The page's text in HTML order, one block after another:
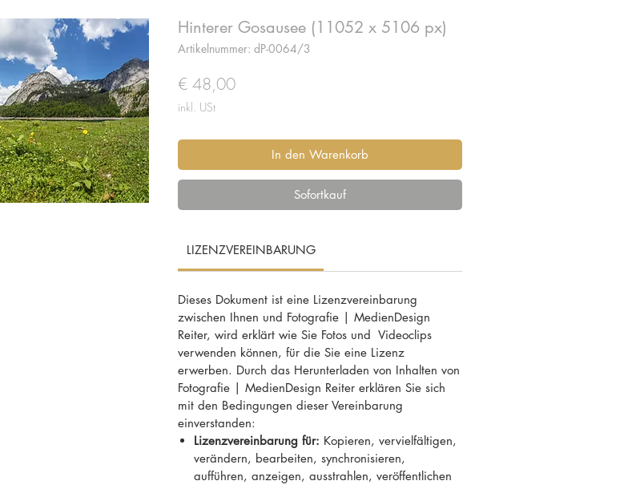
Hinterer Gosausee (11052 x 5106 px)
Artikelnummer: dP-0064/3
€ 48,00Preis
inkl. USt
In den Warenkorb
Sofortkauf
LIZENZVEREINBARUNG
Dieses Dokument ist eine Lizenzvereinbarung
zwischen Ihnen und Fotografie | MedienDesign
Reiter, wird erklärt wie Sie Fotos und Videoclips
verwenden können, für die Sie eine Lizenz
erwerben. Durch das Herunterladen von Inhalten von
Fotografie | MedienDesign Reiter erklären Sie sich
mit den Bedingungen dieser Vereinbarung
einverstanden:
Lizenzvereinbarung für: Kopieren, vervielfältigen,
verändern, bearbeiten, synchronisieren,
aufführen, anzeigen, ausstrahlen, veröffentlichen